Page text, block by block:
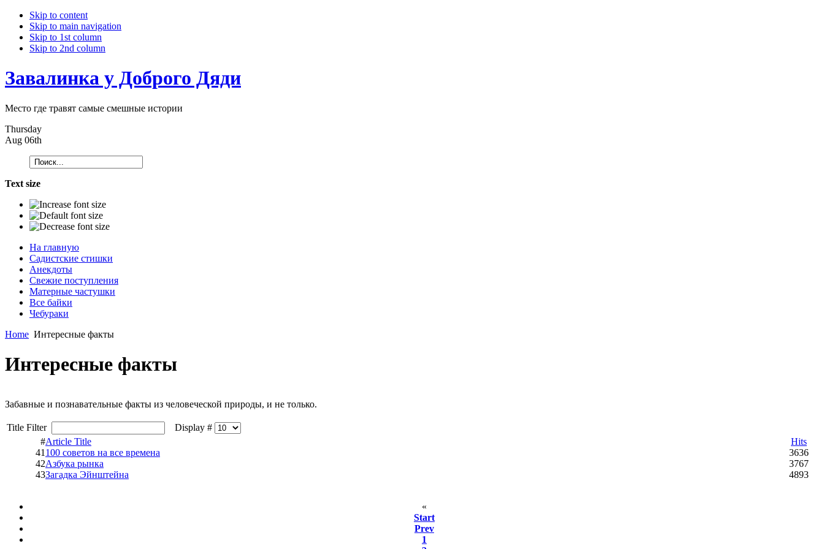
Skip to content
Skip to main navigation
Skip to 1st column
Skip to 2nd column
Завалинка у Доброго Дяди
Место где травят самые смешные истории
Thursday
Aug 06th
Text size
На главную
Садистские стишки
Анекдоты
Свежие поступления
Матерные частушки
Все байки
Чебураки
Home Интересные факты
Интересные факты
Забавные и познавательные факты из человеческой природы, и не только.
Title Filter
Display #
#Article Title
Hits
41 100 советов на все времена
3636
42Азбука рынка
3767
43Загадка Эйнштейна 4893
«
Start
Prev
1